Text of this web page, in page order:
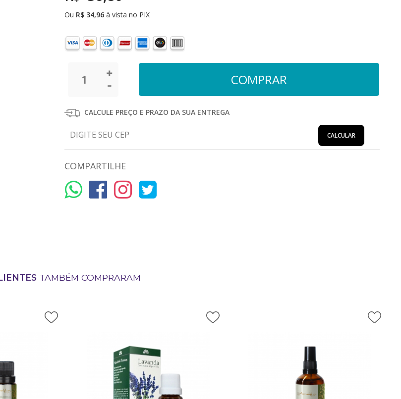
Ou R$ 34,96 à vista no PIX
CALCULE PREÇO E PRAZO DA SUA ENTREGA
CALCULAR
COMPARTILHE
TAMBÉM COMPRARAM